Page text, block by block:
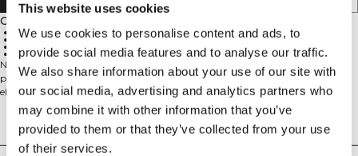
This website uses cookies
We use cookies to personalise content and ads, to
provide social media features and to analyse our traffic.
We also share information about your use of our site with
our social media, advertising and analytics partners who
may combine it with other information that you’ve
provided to them or that they’ve collected from your use
of their services.
Omschrijving
Naadloze constructie
4-weg stretch
Hoge taille
Achterzak met rits
Naadloze shorts met telefoonzak. De Define Seamless-lijn is een van onze
populairste collecties, en dat is niet zonder reden. De naadloze stof is zacht,
elastisch en soepel, wat zorgt voor veel bewegingsvrijheid en een goede
pasvorm. Deze collectie, met een ruim assortiment aan leggings, sport-bh's
en topjes in trendy kleuren, is perfect voor verschillende soorten work-outs. 4-
way stretch stof met de nieuwste naadloze technologie voor meer mobiliteit
tijdens je work-out. Elastische en duurzame stof met ICIW-logo op linkerheup
Technische aspecten